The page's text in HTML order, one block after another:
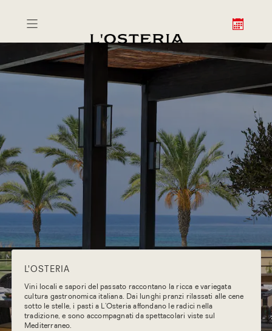
L'OSTERIA
Vini locali e sapori del passato raccontano la ricca e variegata
cultura gastronomica italiana. Dai lunghi pranzi rilassati alle cene
sotto le stelle, i pasti a L’Osteria affondano le radici nella
tradizione, e sono accompagnati da spettacolari viste sul
Mediterraneo.